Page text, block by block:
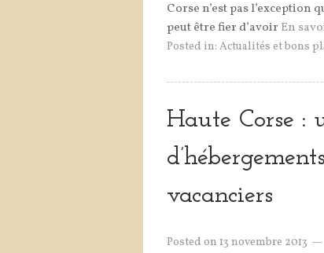
Corse n’est pas l’exception
peut être fier d’avoir En
Posted in: Actualités et bons
Haute Corse :
vacanciers
Posted on 13 novembre 2013